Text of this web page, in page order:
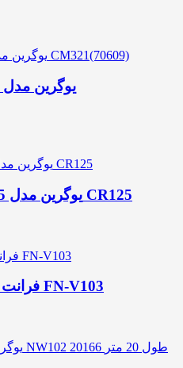
کارت‌ خوان USB 3.0 یوگرین مدل 30335 CR125
تبدیل DVI-D به VGA فرانت مدل FN-V103